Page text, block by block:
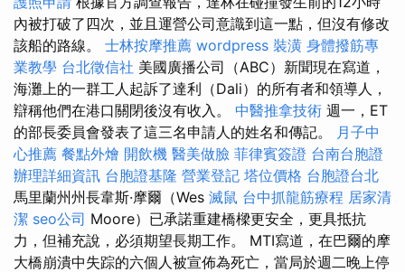
內被打破了四次，並且運營公司意識到這一點，但沒有修改
該船的路線。 士林按摩推薦 wordpress 裝潢 身體撥筋專
業教學 台北徵信社 美國廣播公司（ABC）新聞現在寫道，
海灘上的一群工人起訴了達利（Dali）的所有者和領導人，
辯稱他們在港口關閉後沒有收入。 中醫推拿技術 週一，ET
的部長委員會發表了這三名申請人的姓名和傳記。 月子中
心推薦 餐點外燴 開飲機 醫美做臉 菲律賓簽證 台南台胞證
辦理詳細資訊 台胞證基隆 營業登記 塔位價格 台胞證台北
馬里蘭州州長韋斯·摩爾（Wes 滅鼠 台中抓龍筋療程 居家清
潔 seo公司 Moore）已承諾重建橋樑更安全，更具抵抗
力，但補充說，必須期望長期工作。 MTI寫道，在巴爾的摩
大橋崩潰中失踪的六個人被宣佈為死亡，當局於週二晚上停